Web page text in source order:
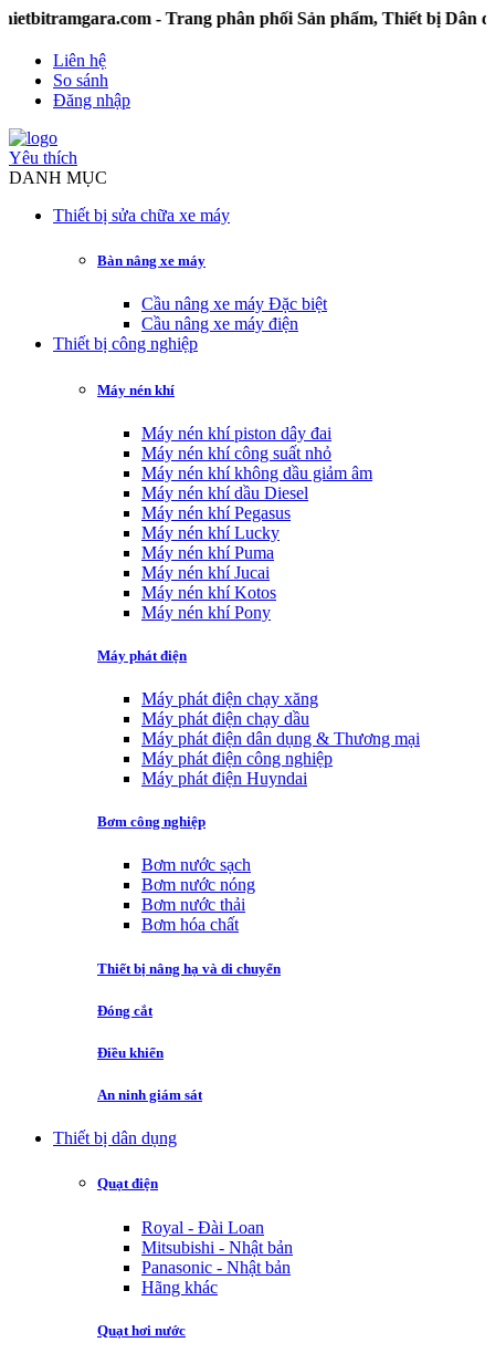
- Trang phân phối Sản phẩm, Thiết bị Dân dụng
Liên hệ
So sánh
Đăng nhập
Yêu thích
DANH MỤC
Thiết bị sửa chữa xe máy
Bàn nâng xe máy
Cầu nâng xe máy Đặc biệt
Cầu nâng xe máy điện
Thiết bị công nghiệp
Máy nén khí
Máy nén khí piston dây đai
Máy nén khí công suất nhỏ
Máy nén khí không dầu giảm âm
Máy nén khí dầu Diesel
Máy nén khí Pegasus
Máy nén khí Lucky
Máy nén khí Puma
Máy nén khí Jucai
Máy nén khí Kotos
Máy nén khí Pony
Máy phát điện
Máy phát điện chạy xăng
Máy phát điện chạy dầu
Máy phát điện dân dụng & Thương mại
Máy phát điện công nghiệp
Máy phát điện Huyndai
Bơm công nghiệp
Bơm nước sạch
Bơm nước nóng
Bơm nước thải
Bơm hóa chất
Thiết bị nâng hạ và di chuyển
Đóng cắt
Điều khiển
An ninh giám sát
Thiết bị dân dụng
Quạt điện
Royal - Đài Loan
Mitsubishi - Nhật bản
Panasonic - Nhật bản
Hãng khác
Quạt hơi nước